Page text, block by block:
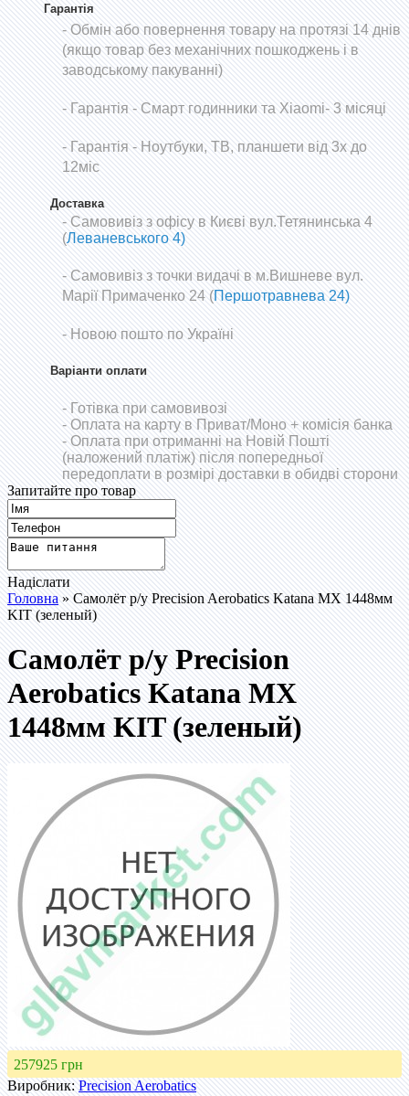
Гарантія
- Обмін або повернення товару на протязі 14 днів
(якщо товар без механічних пошкоджень і в
заводському пакуванні)
-Гарантія - Смарт годинники та Xiaomi- 3 місяці
- Гарантія - Ноутбуки, ТВ, планшети від 3х до
12міс
Доставка
- Самовивіз з офісу в Києві вул.Тетянинська 4
(Леваневського 4)
- Самовивіз з точки видачі в м.Вишневе вул.
Марії Примаченко 24 (Першотравнева 24)
- Новою пошто по Україні
Варіанти оплати
- Готівка при самовивозі
- Оплата на карту в Приват/Моно+ комісія банка
- Оплата при отриманні на Новій Пошті
(наложений платіж) після попередньої
передоплати в розмірі доставки в обидві сторони
Запитайте про товар
Надіслати
Головна» Самолёт р/у Precision Aerobatics Katana MX 1448мм
KIT (зеленый)
Самолёт р/у Precision
Aerobatics Katana MX
1448мм KIT (зеленый)
257925 грн
Виробник: Precision Aerobatics